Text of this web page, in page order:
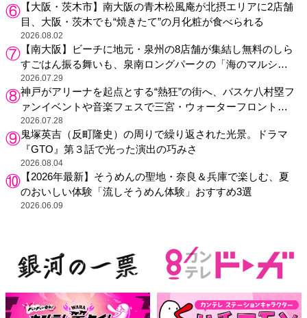
【大阪・茨木市】南大阪の青木松風庵が北摂エリアに2店舗
目、大阪・茨木でも“焼きたて”の月化粧が食べられる
2026.08.02
【南大阪】ビーチに地元・泉州の8店舗が集結し無料のしら
すごはん振る舞いも、泉南ロングパークの「海のマルシ
ェ」がリニューアル！
2026.07.29
神戸がアリーナを起点とする“熱狂”の街へ、バスケ八村塁フ
ァンイベントや音楽フェスで三宮・ウォーターフロントを
活性化
2026.07.28
鬼塚英吉（反町隆史）の周りで繰り返された光景。ドラマ
『GTO』第３話で光った演出の巧みさ
2026.08.04
【2026年最新】そうめんの聖地・奈良＆兵庫で楽しむ、夏
のおいしい体験「流しそうめん体験」おすすめ3選
2026.06.09